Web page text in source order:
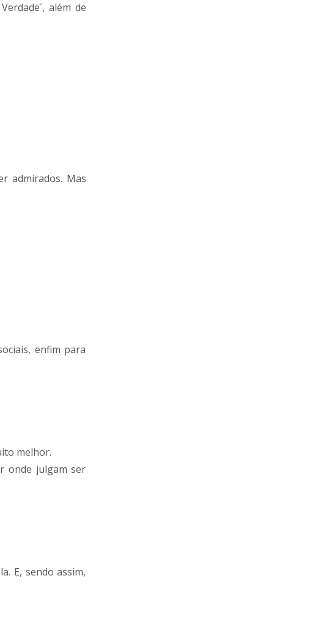
além de
admirados. Mas
enfim para
melhor.
onde julgam ser
E, sendo assim,